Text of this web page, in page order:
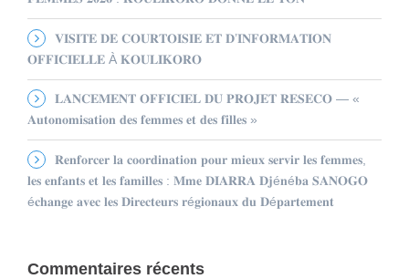
𝐕𝐈𝐒𝐈𝐓𝐄 𝐃𝐄 𝐂𝐎𝐔𝐑𝐓𝐎𝐈𝐒𝐈𝐄 𝐄𝐓 𝐃’𝐈𝐍𝐅𝐎𝐑𝐌𝐀𝐓𝐈𝐎𝐍
𝐎𝐅𝐅𝐈𝐂𝐈𝐄𝐋𝐋𝐄 À 𝐊𝐎𝐔𝐋𝐈𝐊𝐎𝐑𝐎
𝐋𝐀𝐍𝐂𝐄𝐌𝐄𝐍𝐓 𝐎𝐅𝐅𝐈𝐂𝐈𝐄𝐋 𝐃𝐔 𝐏𝐑𝐎𝐉𝐄𝐓 𝐑𝐄𝐒𝐄𝐂𝐎 — «
𝐀𝐮𝐭𝐨𝐧𝐨𝐦𝐢𝐬𝐚𝐭𝐢𝐨𝐧 𝐝𝐞𝐬 𝐟𝐞𝐦𝐦𝐞𝐬 𝐞𝐭 𝐝𝐞𝐬 𝐟𝐢𝐥𝐥𝐞𝐬 »
𝐑𝐞𝐧𝐟𝐨𝐫𝐜𝐞𝐫 𝐥𝐚 𝐜𝐨𝐨𝐫𝐝𝐢𝐧𝐚𝐭𝐢𝐨𝐧 𝐩𝐨𝐮𝐫 𝐦𝐢𝐞𝐮𝐱 𝐬𝐞𝐫𝐯𝐢𝐫 𝐥𝐞𝐬 𝐟𝐞𝐦𝐦𝐞𝐬,
𝐥𝐞𝐬 𝐞𝐧𝐟𝐚𝐧𝐭𝐬 𝐞𝐭 𝐥𝐞𝐬 𝐟𝐚𝐦𝐢𝐥𝐥𝐞𝐬 : 𝐌𝐦𝐞 𝐃𝐈𝐀𝐑𝐑𝐀 𝐃𝐣é𝐧é𝐛𝐚 𝐒𝐀𝐍𝐎𝐆𝐎
é𝐜𝐡𝐚𝐧𝐠𝐞 𝐚𝐯𝐞𝐜 𝐥𝐞𝐬 𝐃𝐢𝐫𝐞𝐜𝐭𝐞𝐮𝐫𝐬 𝐫é𝐠𝐢𝐨𝐧𝐚𝐮𝐱 𝐝𝐮 𝐃é𝐩𝐚𝐫𝐭𝐞𝐦𝐞𝐧𝐭
Commentaires récents